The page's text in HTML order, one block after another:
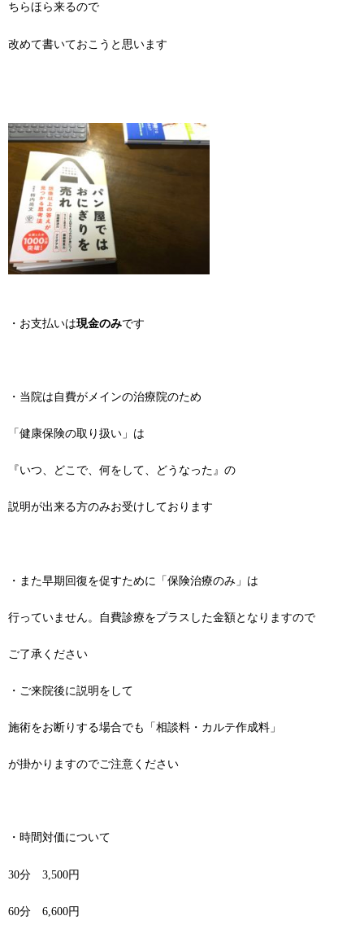
ちらほら来るので
改めて書いておこうと思います
・お支払いは現金のみです
・当院は自費がメインの治療院のため
「健康保険の取り扱い」は
『いつ、どこで、何をして、どうなった』の
説明が出来る方のみお受けしております
・また早期回復を促すために「保険治療のみ」は
行っていません。自費診療をプラスした金額となりますので
ご了承ください
・ご来院後に説明をして
施術をお断りする場合でも「相談料・カルテ作成料」
が掛かりますのでご注意ください
・時間対価について
30分 3,500円
60分 6,600円